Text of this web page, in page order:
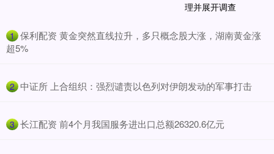
1 ​保利配资 黄金突然直线拉升，多只概念股大涨，湖南黄金涨
超5%
2 ​中证所 上合组织：强烈谴责以色列对伊朗发动的军事打击
3 ​长江配资 前4个月我国服务进出口总额26320.6亿元